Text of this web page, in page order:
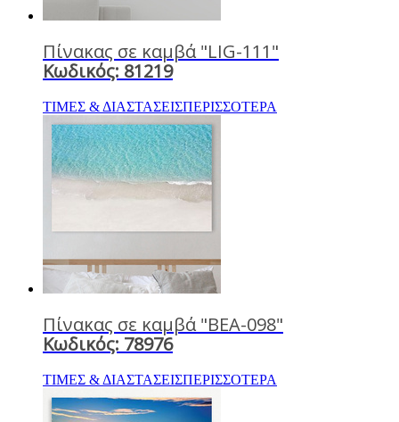
Πίνακας σε καμβά "LIG-111"
Κωδικός: 81219
ΤΙΜΕΣ & ΔΙΑΣΤΑΣΕΙΣΠΕΡΙΣΣΟΤΕΡΑ
Πίνακας σε καμβά "BEA-098"
Κωδικός: 78976
ΤΙΜΕΣ & ΔΙΑΣΤΑΣΕΙΣΠΕΡΙΣΣΟΤΕΡΑ